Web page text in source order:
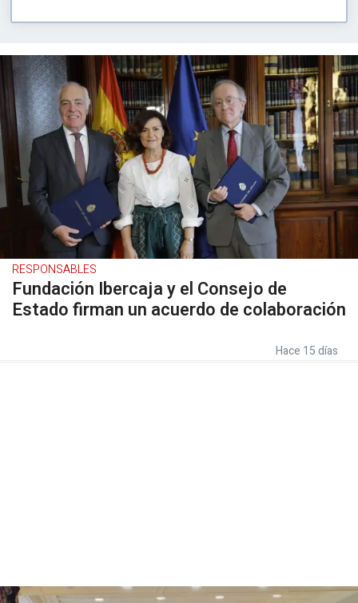
RESPONSABLES
Fundación Ibercaja y el Consejo de
Estado firman un acuerdo de colaboración
Hace 15 días